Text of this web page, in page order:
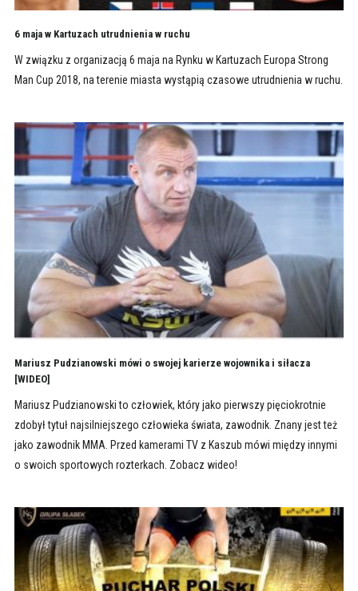
6 maja w Kartuzach utrudnienia w ruchu
W związku z organizacją 6 maja na Rynku w Kartuzach Europa Strong
Man Cup 2018, na terenie miasta wystąpią czasowe utrudnienia w ruchu.
Mariusz Pudzianowski mówi o swojej karierze wojownika i siłacza
[WIDEO]
Mariusz Pudzianowski to człowiek, który jako pierwszy pięciokrotnie
zdobył tytuł najsilniejszego człowieka świata, zawodnik. Znany jest też
jako zawodnik MMA. Przed kamerami TV z Kaszub mówi między innymi
o swoich sportowych rozterkach. Zobacz wideo!